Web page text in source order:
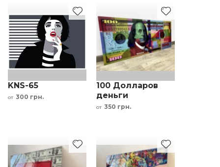
KNS-65
от 300 грн.
100 Долларов
деньги
мотивационная
от 350 грн.